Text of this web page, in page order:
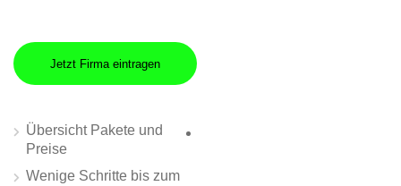
Jetzt Firma eintragen
Übersicht Pakete und
Preise
Wenige Schritte bis zum